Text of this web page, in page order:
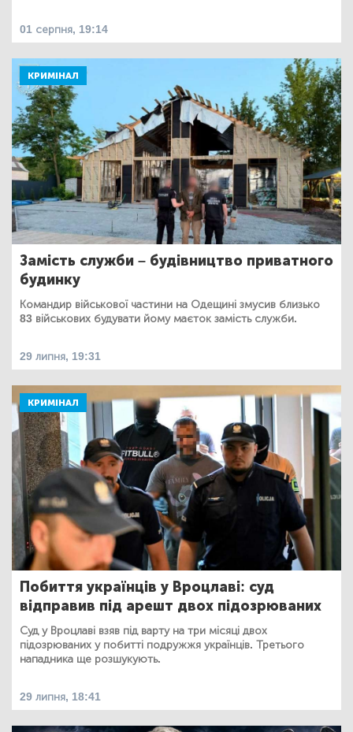
01 серпня, 19:14
КРИМІНАЛ
Замість служби – будівництво приватного
будинку
Командир військової частини на Одещині змусив близько
83 військових будувати йому маєток замість служби.
29 липня, 19:31
КРИМІНАЛ
Побиття українців у Вроцлаві: суд
відправив під арешт двох підозрюваних
Суд у Вроцлаві взяв під варту на три місяці двох
підозрюваних у побитті подружжя українців. Третього
нападника ще розшукують.
29 липня, 18:41